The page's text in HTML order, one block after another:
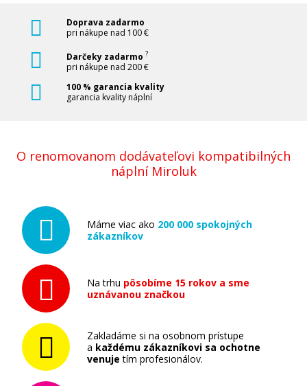
Doprava zadarmo
pri nákupe nad 100 €
Darčeky zadarmo ?
pri nákupe nad 200 €
100 % garancia kvality
garancia kvality náplní
O renomovanom dodávateľovi kompatibilných
náplní Miroluk
Máme viac ako 200 000 spokojných
zákazníkov
Na trhu pôsobíme 15 rokov a sme
uznávanou značkou
Zakladáme si na osobnom prístupe
a každému zákazníkovi sa ochotne
venuje tím profesionálov.